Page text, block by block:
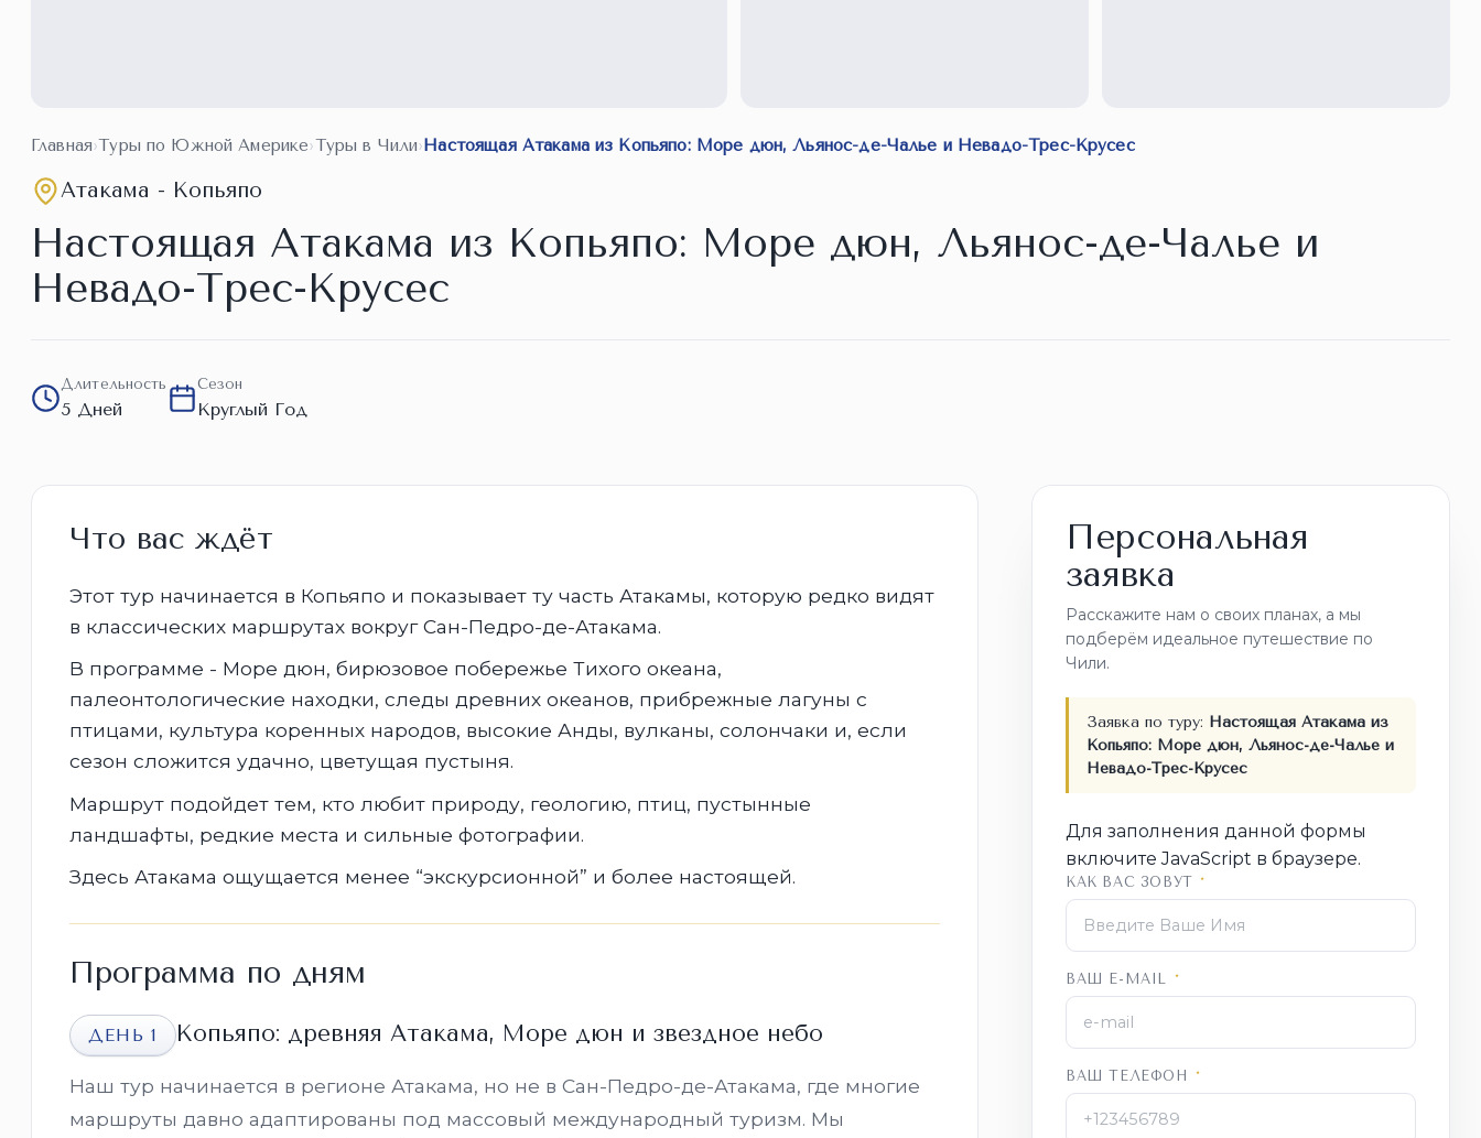
Главная›Туры по Южной Америке›Туры в Чили›Настоящая Атакама из Копьяпо: Море дюн, Льянос-де-Чалье и Невадо-Трес-Крусес
Атакама - Копьяпо
Настоящая Атакама из Копьяпо: Море дюн, Льянос-де-Чалье и
Невадо-Трес-Крусес
Длительность
5 Дней
Сезон
Круглый Год
Что вас ждёт
Этот тур начинается в Копьяпо и показывает ту часть Атакамы, которую редко видят
в классических маршрутах вокруг Сан-Педро-де-Атакама.
В программе - Море дюн, бирюзовое побережье Тихого океана,
палеонтологические находки, следы древних океанов, прибрежные лагуны с
птицами, культура коренных народов, высокие Анды, вулканы, солончаки и, если
сезон сложится удачно, цветущая пустыня.
Маршрут подойдет тем, кто любит природу, геологию, птиц, пустынные
ландшафты, редкие места и сильные фотографии.
Здесь Атакама ощущается менее “экскурсионной” и более настоящей.
Программа по дням
ДЕНЬ 1 Копьяпо: древняя Атакама, Море дюн и звездное небо
Наш тур начинается в регионе Атакама, но не в Сан-Педро-де-Атакама, где многие
маршруты давно адаптированы под массовый международный туризм. Мы
Персональная
заявка
Расскажите нам о своих планах, а мы
подберём идеальное путешествие по
Чили.
Заявка по туру: Настоящая Атакама из
Копьяпо: Море дюн, Льянос-де-Чалье и
Невадо-Трес-Крусес
Для заполнения данной формы
включите JavaScript в браузере.
КАК ВАС ЗОВУТ *
ВАШ E-MAIL *
ВАШ ТЕЛЕФОН *